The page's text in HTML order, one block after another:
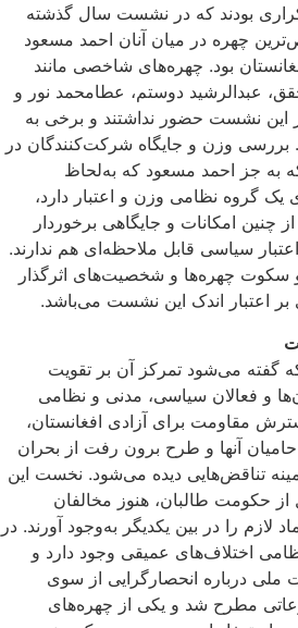
بودند که در نشست سال گذشته
چهره در میان آنان احمد مسعود
بود. چهره‌های شاخصی مانند
عبدالرشید دوستم، عطامحمد نور و
این نشست حضور نداشتند و برخی به
بررسی وزن و جایگاه شرکت‌کنندگان در
جز احمد مسعود که به‌لحاظ
یک گروه نظامی وزن و اعتبار دارد،
چنین امکانات و جایگاهی برخوردار
سیاسی قابل ملاحظه‌ای هم ندارند.
سکوت چهره‌ها و شخصیت‌های اثرگذار
‌اعتبار اندک این نشست می‌باشد.
گفته می‌شود تمرکز آن بر تقویت
و فعالان سیاسی، مدنی و نظامی
مقاومت برای آزادی افغانستان،
آنها و طرح برون رفت از بحران
تناقض‌هایی دیده می‌شود. نخست این
حکومت طالبان، هنوز مخالفان
لازم را در بین یکدیگر به‌وجود آورند. در
اختلاف‌های عمیقی وجود دارد و
درباره انحصارگرایی از سوی
مطرح شد و یکی از چهره‌های